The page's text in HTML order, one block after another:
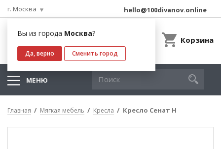
г. Москва
Вы из города Москва?
Да, верно Сменить город
hello@100divanov.online
Корзина
МЕНЮ
Главная Мягкая мебель Кресла Кресло Сенат Н